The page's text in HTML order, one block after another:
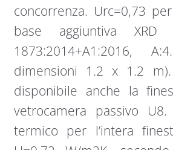
concorrenza. Urc=0,73
base aggiuntiva XRD
1873:2014+A1:2016,
dimensioni 1.2 x 1.2
disponibile anche la
vetrocamera passivo
termico per l’intera